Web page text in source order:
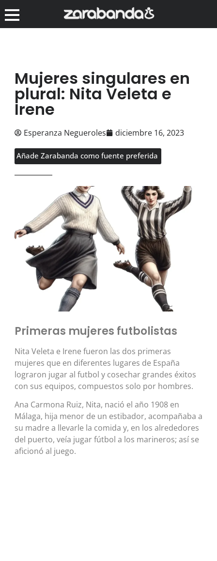
Mujeres singulares en
plural: Nita Veleta e
Irene
Esperanza Negueroles diciembre 16, 2023
Añade Zarabanda como fuente preferida
Primeras mujeres futbolistas
Nita Veleta e Irene fueron las dos primeras
mujeres que en diferentes lugares de España
lograron jugar al futbol y cosechar grandes éxitos
con sus equipos, compuestos solo por hombres.
Ana Carmona Ruiz, Nita, nació el año 1908 en
Málaga, hija menor de un estibador, acompañaba a
su madre a llevarle la comida y, en los alrededores
del puerto, veía jugar fútbol a los marineros; así se
aficionó al juego.